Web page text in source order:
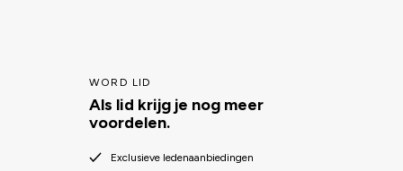
WORD LID
Als lid krijg je nog meer
voordelen.
Exclusieve ledenaanbiedingen